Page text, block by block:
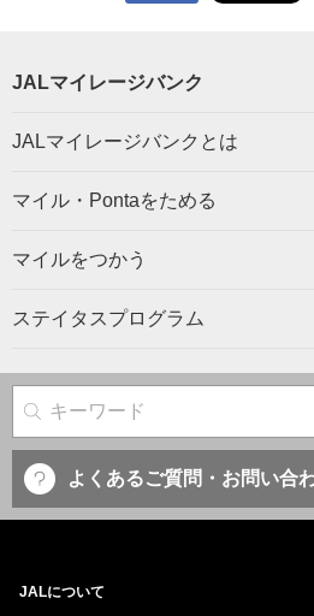
JALマイレージバンク
JALマイレージバンクとは
マイル・Pontaをためる
マイルをつかう
ステイタスプログラム
サイト内検索
よくあるご質問・お問い合
JALについて